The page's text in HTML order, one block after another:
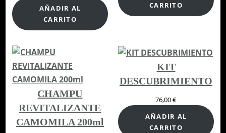
AÑADIR AL
CARRITO
CARRITO
CHAMPU
REVITALIZANTE
CAMOMILA 200ml
KIT
DESCUBRIMIENTO
76,00€
AÑADIR AL
CARRITO